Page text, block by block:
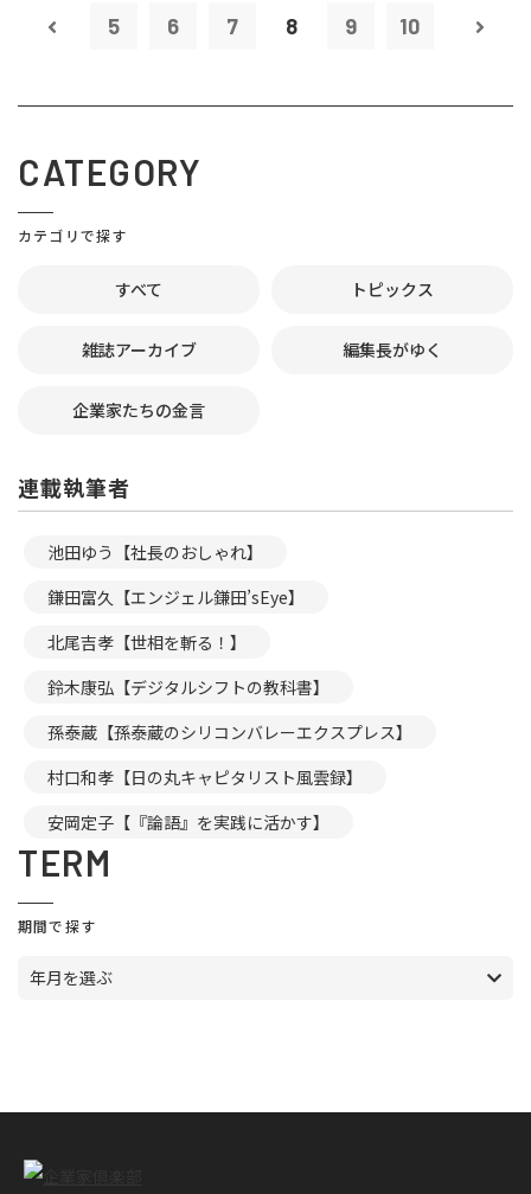
5 6 7 8 9 10
CATEGORY
カテゴリで探す
すべて トピックス
雑誌アーカイブ 編集長がゆく
企業家たちの金言
連載執筆者
池田ゆう【社長のおしゃれ】
鎌田富久【エンジェル鎌田’sEye】
北尾吉孝【世相を斬る！】
鈴木康弘【デジタルシフトの教科書】
孫泰蔵【孫泰蔵のシリコンバレーエクスプレス】
村口和孝【日の丸キャピタリスト風雲録】
安岡定子【『論語』を実践に活かす】
TERM
期間で探す
年月を選ぶ